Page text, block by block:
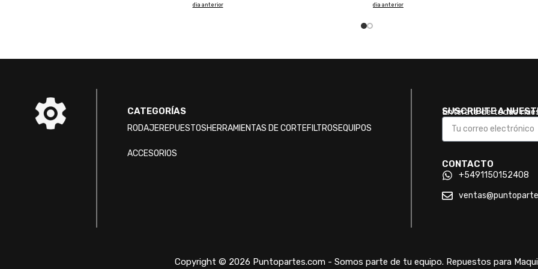
dia anterior dia anterior
CATEGORÍAS
RODAJEREPUESTOSHERRAMIENTAS DE CORTEFILTROSEQUIPOS
ACCESORIOS
SUSCRIBITE A
Enterate de todas
CONTACTO
+5491150152408
Copyright © 2026 Puntopartes.com - Somos parte de tu equipo. Repuestos para